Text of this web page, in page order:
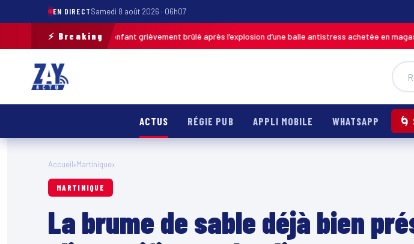
EN DIRECTSamedi 8 août 2026 · 06h07
⚡ Breaking
Pas-de-Calais : un enfant grièvement brûlé après l’explosion d’une balle antistress achetée en magasin
ACTUS RÉGIE PUB APPLI MOBILE WHATSAPP 🌀
Accueil›Martinique›
MARTINIQUE
La brume de sable déjà bien